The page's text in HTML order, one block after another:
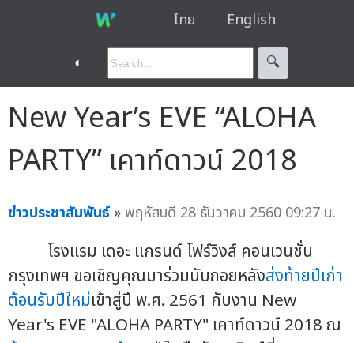
ไทย English
◐ 🔍︎
New Year’s EVE “ALOHA
PARTY” เคาท์ดาวน์ 2018
ข่าวประชาสัมพันธ์ »พฤหัสบดี 28 ธันวาคม 2560 09:27 น.
โรงแรม เดอะ แกรนด์ โฟร์วิงส์ คอนเวนชั่น
กรุงเทพฯ ขอเชิญคุณมาร่วมนับถอยหลังส่งท้ายปีเก่า
ต้อนรับปีใหม่เข้าสู่ปี พ.ศ. 2561 กับงาน New
Year's EVE "ALOHA PARTY" เคาท์ดาวน์ 2018 ณ